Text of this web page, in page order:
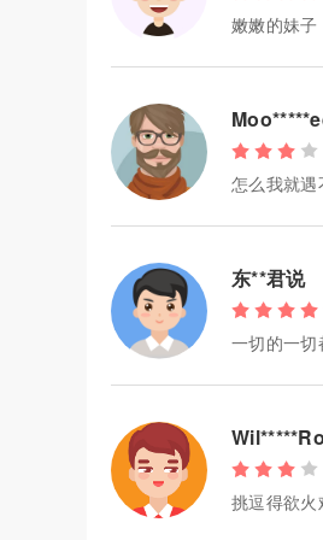
嫩嫩的妹子
怎么我就遇
东**君说
一切的一切
挑逗得欲火